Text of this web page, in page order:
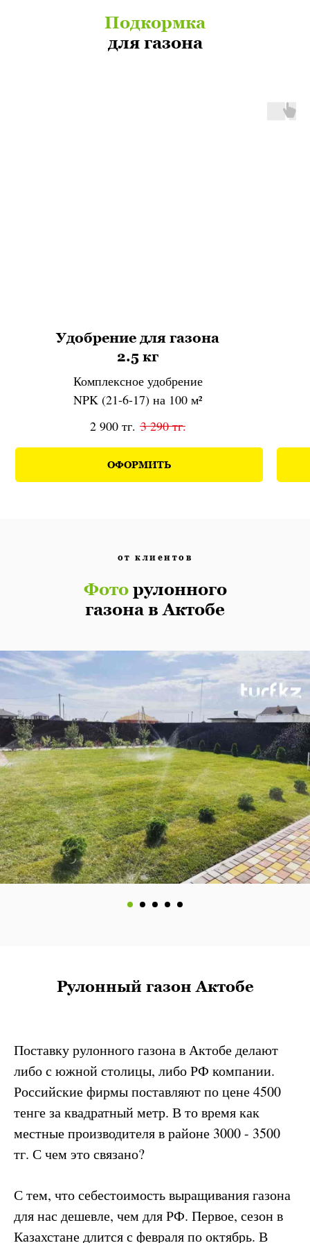
Подкормка
для газона
Удобрение для газона
2.5 кг
Комплексное удобрение
NPK (21-6-17) на 100 м²
2 900 тг. 3 290 тг.
ОФОРМИТЬ
от клиентов
Фоторулонного
газона в Актобе
Рулонный газон Актобе
Поставку рулонного газона в Актобе делают
либо с южной столицы, либо РФ компании.
Российские фирмы поставляют по цене 4500
тенге за квадратный метр. В то время как
местные производителя в районе 3000 - 3500
тг. С чем это связано?
С тем, что себестоимость выращивания газона
для нас дешевле, чем для РФ. Первое, сезон в
Казахстане длится с февраля по октябрь. В